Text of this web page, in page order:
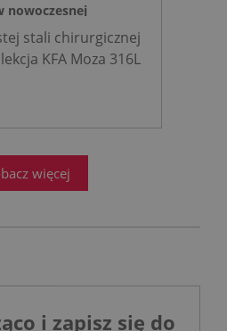
nowoczesnej
stali chirurgicznej
KFA Moza 316L
łazienek stanęło
więcej
i zapisz się do